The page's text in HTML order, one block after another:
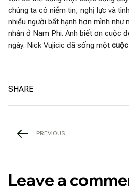
chúng ta có niềm tin, nghị lực và
nhiều người bất hạnh hơn mình như
nhân ở Nam Phi. Anh biết ơn cuộc
ngày. Nick Vujicic đã sống một
SHARE
PREVIOUS
Leave a